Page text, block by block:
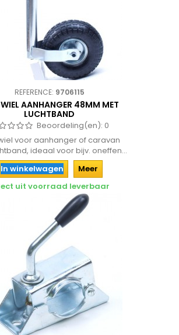
REFERENCE: 9706115
AANHANGER 48MM MET
LUCHTBAND
Beoordeling(en): 0
voor aanhanger of caravan
ideaal voor bijv. oneffen...
In winkelwagen
Meer
uit voorraad leverbaar